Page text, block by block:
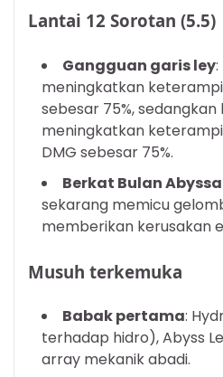
Lantai 12 Sorotan (5.5)
Gangguan garis ley
meningkatkan
sebesar 75%,
meningkatkan
DMG sebesar 75%.
Berkat Bulan
sekarang memicu
memberikan kerusakan
Musuh terkemuka
Babak pertama:
terhadap hidro), Abyss
array mekanik abadi.